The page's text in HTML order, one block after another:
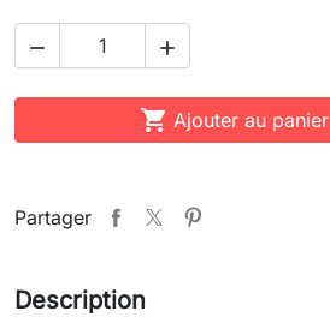
 
 Ajouter au panier
Partager
Description